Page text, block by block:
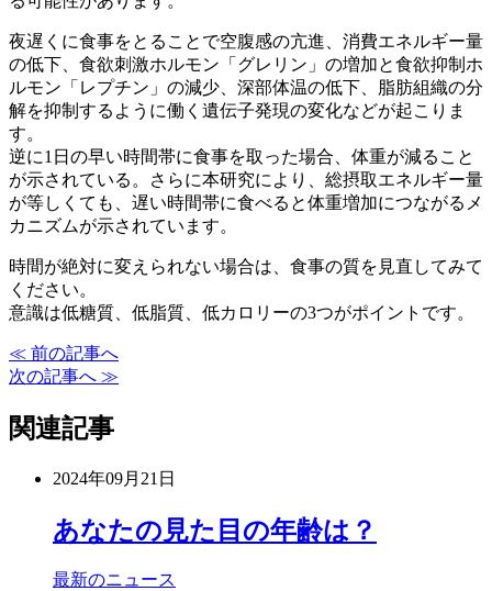
夜遅くに食事をとることで空腹感の亢進、消費エネルギー量
の低下、食欲刺激ホルモン「グレリン」の増加と食欲抑制ホ
ルモン「レプチン」の減少、深部体温の低下、脂肪組織の分
解を抑制するように働く遺伝子発現の変化などが起こりま
す。
逆に1日の早い時間帯に食事を取った場合、体重が減ること
が示されている。さらに本研究により、総摂取エネルギー量
が等しくても、遅い時間帯に食べると体重増加につながるメ
カニズムが示されています。
時間が絶対に変えられない場合は、食事の質を見直してみて
ください。
意識は低糖質、低脂質、低カロリーの3つがポイントです。
≪ 前の記事へ
次の記事へ ≫
関連記事
2024年09月21日
あなたの見た目の年齢は？
最新のニュース